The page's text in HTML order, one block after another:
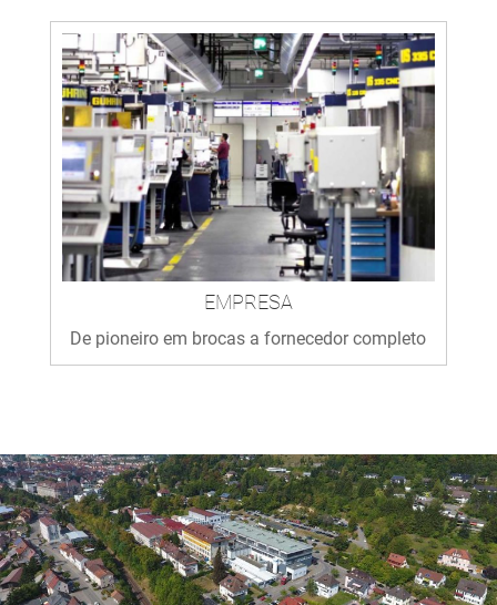
EMPRESA
De pioneiro em brocas a fornecedor completo